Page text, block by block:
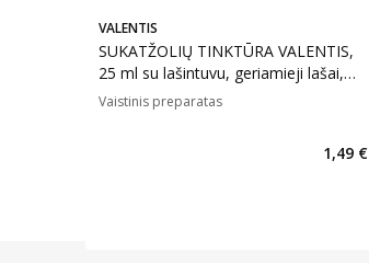
VALENTIS
SUKATŽOLIŲ TINKTŪRA VALENTIS,
25 ml su lašintuvu, geriamieji lašai,
tirpalas, N1
Vaistinis preparatas
1,49 €